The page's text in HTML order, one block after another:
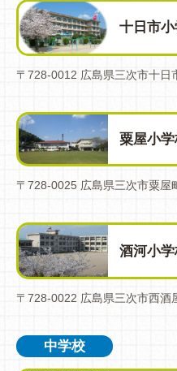
十日市
〒728-0012 広島県三次市十日
粟屋小学
〒728-0025 広島県三次市粟屋
酒河小学
〒728-0022 広島県三次市西酒
中学校